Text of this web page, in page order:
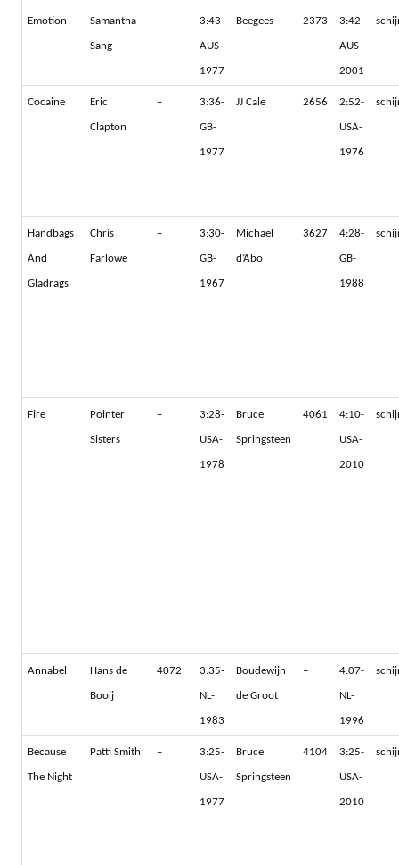
Emotion Samantha
Sang
– 3:43-
AUS-
1977
Beegees 2373 3:42-
AUS-
2001
Cocaine Eric
Clapton
– 3:36-
GB-
1977
JJ Cale 2656 2:52-
USA-
1976
Handbags
And
Gladrags
Chris
Farlowe
– 3:30-
GB-
1967
Michael
d’Abo
3627 4:28-
GB-
1988
Fire Pointer
Sisters
– 3:28-
USA-
1978
Bruce
Springsteen
4061 4:10-
USA-
2010
Annabel Hans de
Booij
4072 3:35-
NL-
1983
Boudewijn
de Groot
– 4:07-
NL-
1996
Because
The Night
Patti Smith – 3:25-
USA-
1977
Bruce
Springsteen
4104 3:25-
USA-
2010